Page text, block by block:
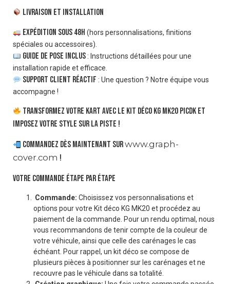
Livraison et installation
Expédition sous 48h (hors personnalisations, finitions
spéciales ou accessoires).
Guide de pose inclus: Instructions détaillées pour une
installation rapide et efficace.
Support client réactif : Une question ? Notre équipe vous
accompagne !
Transformez votre kart avec le kit déco KG MK20 Picdk et
imposez votre style sur la piste !
Commandez dès maintenant surwww.graph-
cover.com !
VOTRE COMMANDE ÉTAPE PAR ÉTAPE
Commande: Choisissez vos personnalisations et
options pour votre Kit déco KG MK20 et procédez au
paiement de la commande. Pour un rendu optimal, nous
vous recommandons de tenir compte de la couleur de
votre véhicule, ainsi que celle des carénages le cas
échéant. Pour rappel, un kit déco se compose de
plusieurs pièces à positionner sur les carénages et ne
recouvre pas le véhicule dans sa totalité.